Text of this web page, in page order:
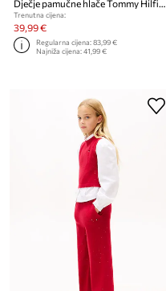
Dječje pamučne hlače Tommy Hilfiger
Trenutna cijena:
39,99 €
Regularna cijena:83,99 €
Najniža cijena:41,99 €